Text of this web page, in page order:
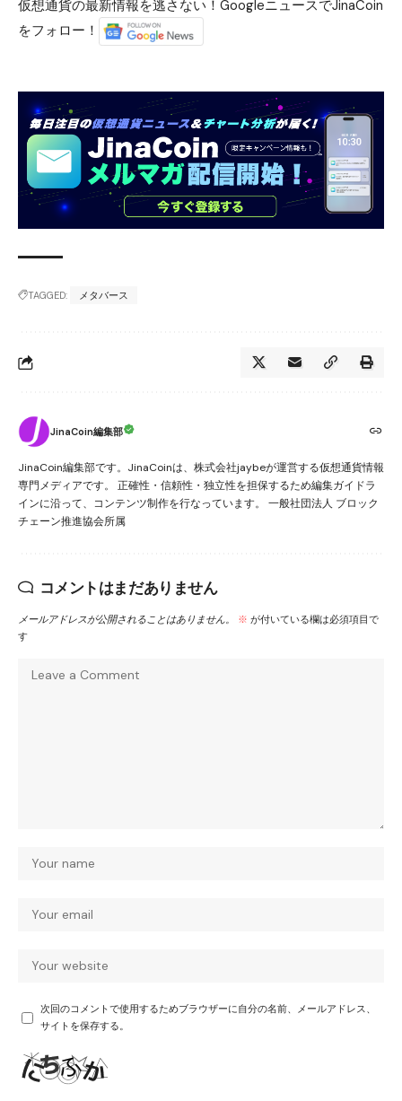
仮想通貨の最新情報を逃さない！GoogleニュースでJinaCoin
をフォロー！
TAGGED: メタバース
JinaCoin編集部
JinaCoin編集部です。JinaCoinは、株式会社jaybeが運営する仮想通貨情報
専門メディアです。 正確性・信頼性・独立性を担保するため編集ガイドラ
インに沿って、コンテンツ制作を行なっています。 一般社団法人 ブロック
チェーン推進協会所属
コメントはまだありません
メールアドレスが公開されることはありません。 ※ が付いている欄は必須項目で
す
次回のコメントで使用するためブラウザーに自分の名前、メールアドレス、
サイトを保存する。